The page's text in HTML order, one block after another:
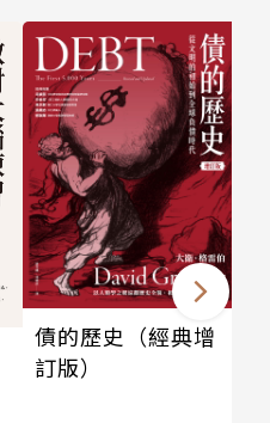
債的歷史（經典增
訂版）